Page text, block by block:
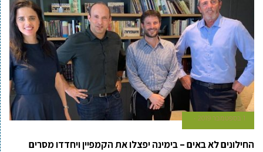
1 בספטמבר 2019
החילונים לא באים – בימינה יפצלו את הקמפיין ויחדדו מסרים